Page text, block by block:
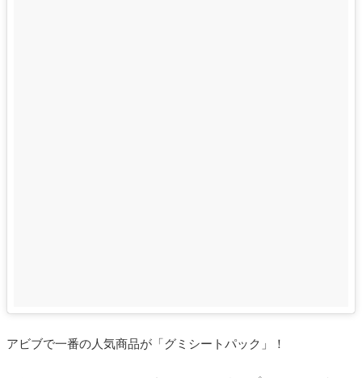
アビブで一番の人気商品が「グミシートパック」！